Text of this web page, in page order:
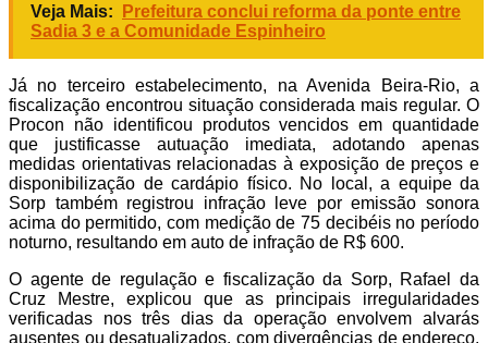
Veja Mais:
Prefeitura conclui reforma da ponte entre
Sadia 3 e a Comunidade Espinheiro
Já no terceiro estabelecimento, na Avenida Beira-Rio, a
fiscalização encontrou situação considerada mais regular. O
Procon não identificou produtos vencidos em quantidade
que justificasse autuação imediata, adotando apenas
medidas orientativas relacionadas à exposição de preços e
disponibilização de cardápio físico. No local, a equipe da
Sorp também registrou infração leve por emissão sonora
acima do permitido, com medição de 75 decibéis no período
noturno, resultando em auto de infração de R$ 600.
O agente de regulação e fiscalização da Sorp, Rafael da
Cruz Mestre, explicou que as principais irregularidades
verificadas nos três dias da operação envolvem alvarás
ausentes ou desatualizados, com divergências de endereço,